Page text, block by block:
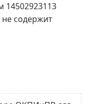
14502923113
содержит